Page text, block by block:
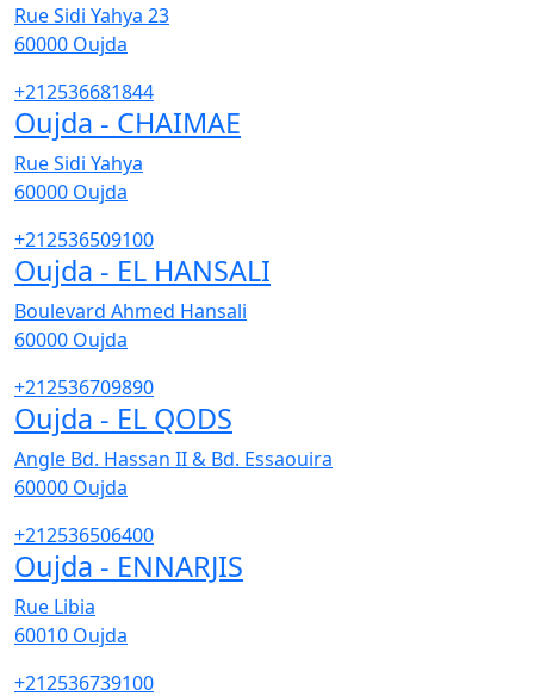
Rue Sidi Yahya 23
60000 Oujda
+212536681844
Oujda - CHAIMAE
Rue Sidi Yahya
60000 Oujda
+212536509100
Oujda - EL HANSALI
Boulevard Ahmed Hansali
60000 Oujda
+212536709890
Oujda - EL QODS
Angle Bd. Hassan II & Bd. Essaouira
60000 Oujda
+212536506400
Oujda - ENNARJIS
Rue Libia
60010 Oujda
+212536739100